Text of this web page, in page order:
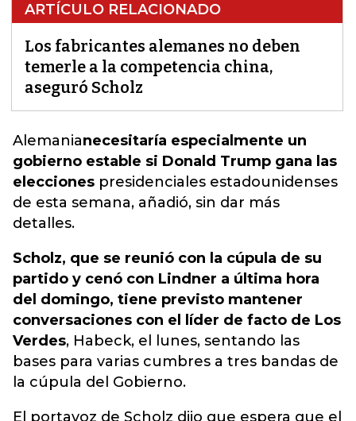
ARTÍCULO RELACIONADO
Los fabricantes alemanes no deben
temerle a la competencia china,
aseguró Scholz
Alemanianecesitaría especialmente un
gobierno estable si Donald Trump gana las
elecciones presidenciales estadounidenses
de esta semana, añadió, sin dar más
detalles.
Scholz, que se reunió con la cúpula de su
partido y cenó con Lindner a última hora
del domingo, tiene previsto mantener
conversaciones con el líder de facto de Los
Verdes, Habeck, el lunes, sentando las
bases para varias cumbres a tres bandas de
la cúpula del Gobierno.
El portavoz de Scholz dijo que espera que el